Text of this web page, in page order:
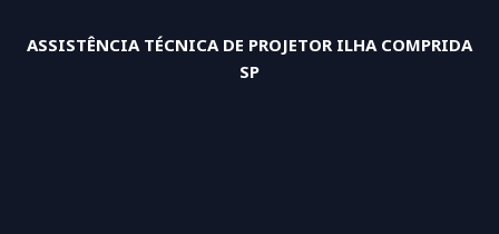
ASSISTÊNCIA TÉCNICA DE PROJETOR ILHA COMPRIDA
SP